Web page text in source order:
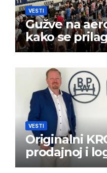
VESTI
Gužve na
kako se
VESTI
Originalni
prodajnoj i
BPW